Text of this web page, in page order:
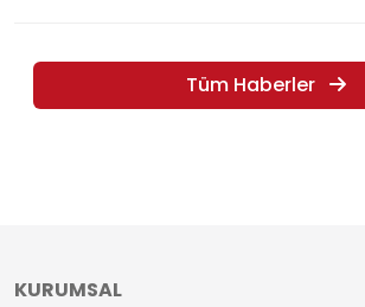
Tüm Haberler
KURUMSAL